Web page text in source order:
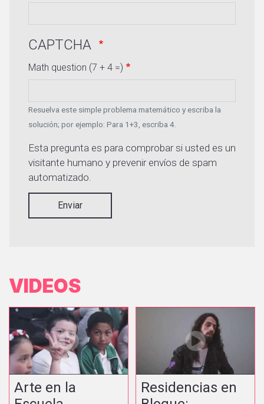
CAPTCHA
Math question (7 + 4 =)
Resuelva este simple problema matemático y escriba la
solución; por ejemplo: Para 1+3, escriba 4.
Esta pregunta es para comprobar si usted es un
visitante humano y prevenir envíos de spam
automatizado.
Enviar
VIDEOS
Arte en la
Residencias en